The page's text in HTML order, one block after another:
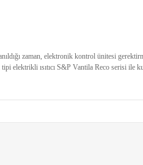
zaman, elektronik kontrol ünitesi
elektrikli ısıtıcı S&P Vantila Reco serisi ile